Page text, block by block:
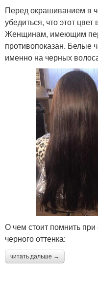
Перед окрашиванием в
убедиться, что этот
Женщинам, имеющим
противопоказан. Белые
именно на черных
О чем стоит помнить
черного оттенка:
читать дальше →